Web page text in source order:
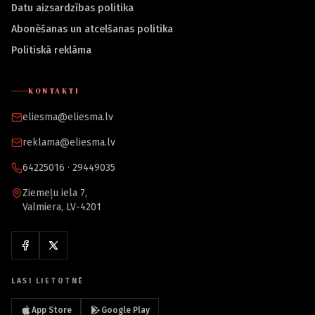
Datu aizsardzības politika
Abonēšanas un atcelšanas politika
Politiskā reklāma
KONTAKTI
eliesma@eliesma.lv
reklama@eliesma.lv
64225016 · 29449035
Ziemeļu iela 7,
Valmiera, LV-4201
LASI LIETOTNĒ
App Store Google Play